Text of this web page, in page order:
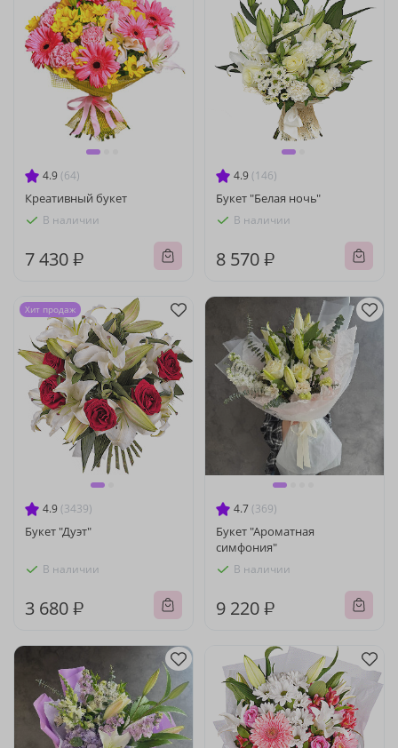
4.9 (64)
Креативный букет
В наличии
7 430 ₽
4.9 (146)
Букет "Белая ночь"
В наличии
8 570 ₽
4.9 (3439)
Букет "Дуэт"
В наличии
3 680 ₽
Хит продаж
4.7 (369)
Букет "Ароматная
симфония"
В наличии
9 220 ₽